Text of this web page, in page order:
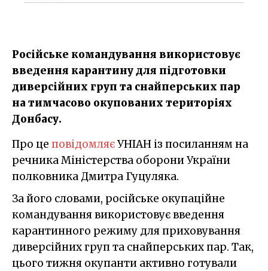
Російське командування використовує
введення карантину для підготовки
диверсійних груп та снайперських пар
на тимчасово окупованих територіях
Донбасу.
Про це повідомляєУНІАН із посиланням на
речника Міністерства оборони України
полковника Дмитра Гуцуляка.
За його словами, російське окупаційне
командування використовує введення
карантинного режиму для приховування
диверсійних груп та снайперських пар. Так,
цього тижня окупанти активно готували